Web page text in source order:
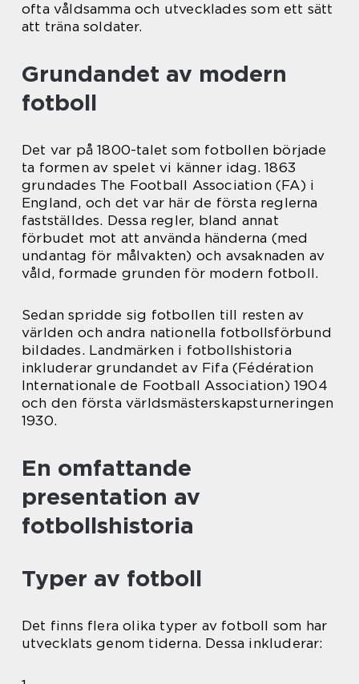
ofta våldsamma och utvecklades som ett sätt
att träna soldater.
Grundandet av modern
fotboll
Det var på 1800-talet som fotbollen började
ta formen av spelet vi känner idag. 1863
grundades The Football Association (FA) i
England, och det var här de första reglerna
fastställdes. Dessa regler, bland annat
förbudet mot att använda händerna (med
undantag för målvakten) och avsaknaden av
våld, formade grunden för modern fotboll.
Sedan spridde sig fotbollen till resten av
världen och andra nationella fotbollsförbund
bildades. Landmärken i fotbollshistoria
inkluderar grundandet av Fifa (Fédération
Internationale de Football Association) 1904
och den första världsmästerskapsturneringen
1930.
En omfattande
presentation av
fotbollshistoria
Typer av fotboll
Det finns flera olika typer av fotboll som har
utvecklats genom tiderna. Dessa inkluderar: